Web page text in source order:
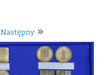
Następny»